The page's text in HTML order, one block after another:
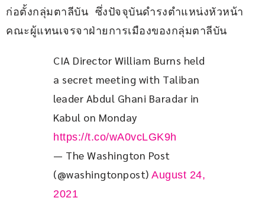
ก่อตั้งกลุ่มตาลีบัน ซึ่งปัจจุบันดำรงตำแหน่งหัวหน้า
คณะผู้แทนเจรจาฝ่ายการเมืองของกลุ่มตาลีบัน
CIA Director William Burns held
a secret meeting with Taliban
leader Abdul Ghani Baradar in
Kabul on Monday
https://t.co/wA0vcLGK9h
— The Washington Post
(@washingtonpost) August 24,
2021